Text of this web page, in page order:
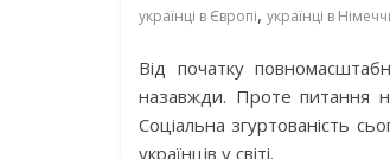
українці в Європі, українці в
Від початку
назавжди. Проте питання
Соціальна згуртованість
українців у світі.